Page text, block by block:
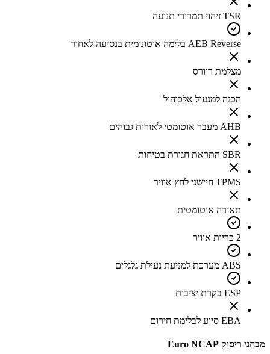
TSR זיהוי תמרורי תנועה
AEB Reverse בלימה אוטונומית בנסיעה לאחור
מצלמת רוורס
הכנה למנעול אלכוהול
AHB מעבר אוטומטי לאורות גבוהים
SBR התראת חגורת בטיחות
TPMS חיישני לחץ אוויר
תאורה אוטומטית
2 כריות אוויר
ABS מערכת למניעת נעילת גלגלים
ESP בקרת יציבות
EBA סיוע לבלימת חירום
מבחני ריסוק Euro NCAP